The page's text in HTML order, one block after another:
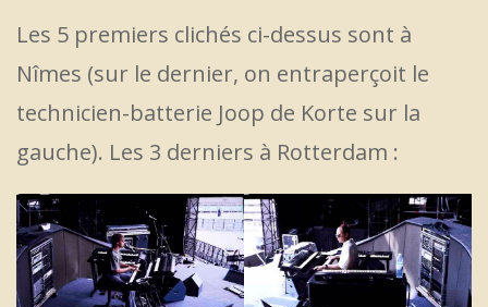
Les 5 premiers clichés ci-dessus sont à
Nîmes (sur le dernier, on entraperçoit le
technicien-batterie Joop de Korte sur la
gauche). Les 3 derniers à Rotterdam :